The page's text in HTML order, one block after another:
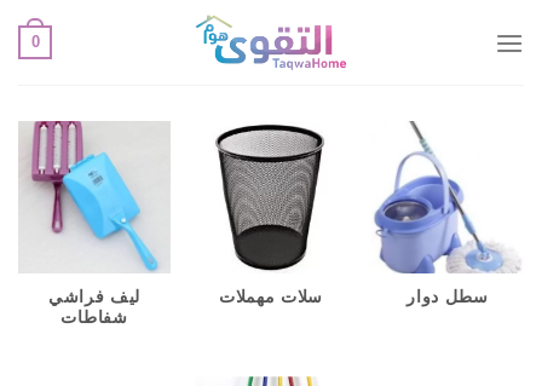
للمحتوى
0
سطل دوار سلات مهملات
ليف فراشي
شفاطات